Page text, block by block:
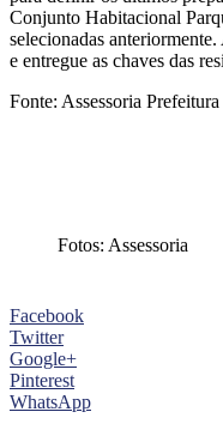
Conjunto Habitacional
selecionadas
e entregue as chaves das
Fonte: Assessoria
Fotos: Assessoria
Facebook
Twitter
Google+
Pinterest
WhatsApp